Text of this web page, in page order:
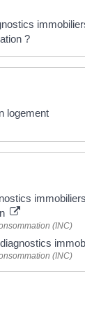
?
logement
(INC)
(INC)